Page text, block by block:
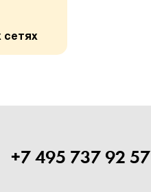
сетях
+7 495 737 92 57